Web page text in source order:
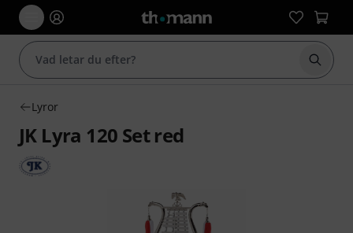
Börja
Lyror
JK Lyra 120 Set red